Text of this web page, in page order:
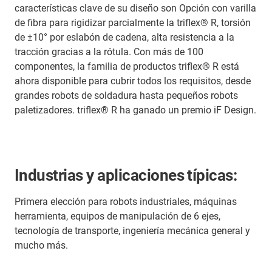
características clave de su diseño son Opción con varilla
de fibra para rigidizar parcialmente la triflex® R, torsión
de ±10° por eslabón de cadena, alta resistencia a la
tracción gracias a la rótula. Con más de 100
componentes, la familia de productos triflex® R está
ahora disponible para cubrir todos los requisitos, desde
grandes robots de soldadura hasta pequeños robots
paletizadores. triflex® R ha ganado un premio iF Design.
Industrias y aplicaciones típicas:
Primera elección para robots industriales, máquinas
herramienta, equipos de manipulación de 6 ejes,
tecnología de transporte, ingeniería mecánica general y
mucho más.